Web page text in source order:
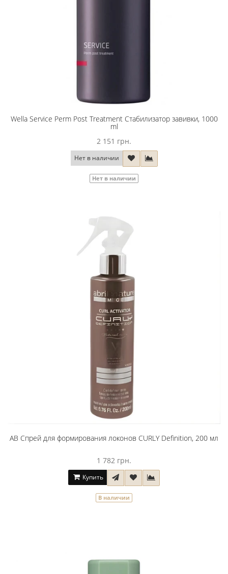
Wella Service Perm Post Treatment Стабилизатор завивки, 1000
ml
2 151 грн.
Нет в наличии
Нет в наличии
AB Спрей для формирования локонов CURLY Definition, 200 мл
1 782 грн.
Купить
В наличии